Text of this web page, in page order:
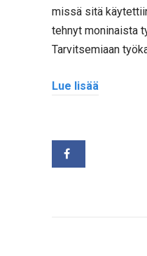
missä sitä
tehnyt moninaista
Tarvitsemiaan
Lue lisää